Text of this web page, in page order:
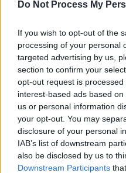
Do Not Process My
If you wish to opt-out of the
processing of your personal
targeted advertising by us,
section to confirm your
opt-out request is
interest-based ads based
us or personal information
your opt-out. You may
disclosure of your personal
IAB’s list of downstream
also be disclosed by us to
Downstream Participants
βιοποικιλότητα 20
χώρων
Η Προγραμματική
ΥΠΠΟΑ, του ΥΠΕΝ,
Καποδιστριακού
του Οργανισμού
Κλιματικής
προϋπολογισμού
διάρκεια 18 μηνών,
καταγραφή της
συνολικά είκοσι